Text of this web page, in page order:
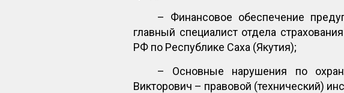
– Финансовое обеспечение
главный специалист отдела
РФ по Республике Саха (Якутия);
– Основные нарушения по
Викторович – правовой (технический)